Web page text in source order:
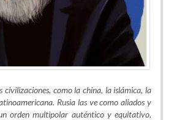
civilizaciones, como la china, la islámica, la
Rusia las ve como aliados y
orden multipolar auténtico y equitativo,